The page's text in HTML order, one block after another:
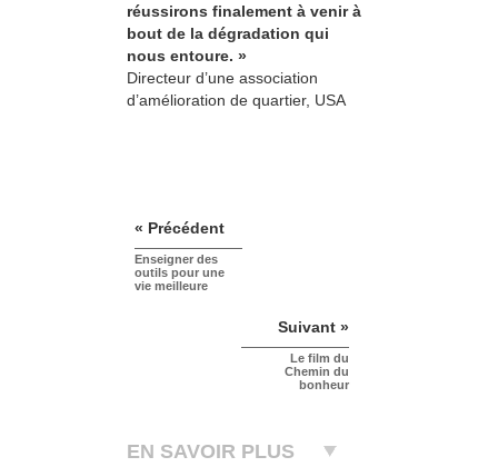
réussirons finalement à venir à
bout de la dégradation qui
nous entoure. »
Directeur d’une association
d’amélioration de quartier, USA
« Précédent
Enseigner des
outils pour une
vie meilleure
Suivant »
Le film du
Chemin du
bonheur
EN SAVOIR PLUS